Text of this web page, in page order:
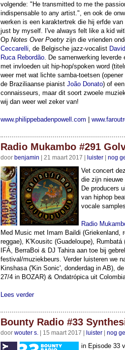
volgende: "He transmitted to me the
indispensable to any artist.", en ook de
werken is een karaktertrek die hij erfde
just by myself. I've always felt like a kid
Op Notes Over Poetry zijn die vrienden
Ceccarelli, de Belgische jazz-vocalist
Ruca Rebordão. De samenwerking
met invloeden uit hip-hop/spoken word
weer met wat lichte samba-toetsen (opener
de Braziliaanse pianist João Donato) of
connaisseurs, maar dit soort zwoele
wij dan weer wel zeker van!
www.philippebadenpowell.com
Radio Mukambo #291
door benjamin | 21 maart 2017 | luister nog
Vet concert
die zijn
De producers
van hiphop
vocale
Radio
Med Music met Imam Baildi (Griekenland,
reggae), K'Kousitc (Guadeloupe),
IFÁ, BerraBoi & DJ Tahira aan toe bij
festival/muziekbeurs. Verder luisteren we
Kinshasa ('Kin Sonic', donderdag in AB),
27/4 in BOZAR) & Ondatrópica uit
Lees verder
Bounty Radio #33
door wouter s. | 15 maart 2017 | luister nog
in Episode 33